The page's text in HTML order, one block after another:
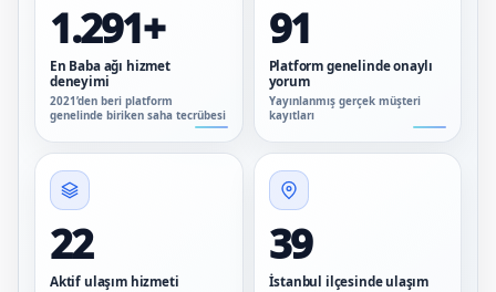
1.291+
En Baba ağı hizmet
deneyimi
2021’den beri platform
genelinde biriken saha tecrübesi
91
Platform genelinde onaylı
yorum
Yayınlanmış gerçek müşteri
kayıtları
22
Aktif ulaşım hizmeti
39
İstanbul ilçesinde ulaşım